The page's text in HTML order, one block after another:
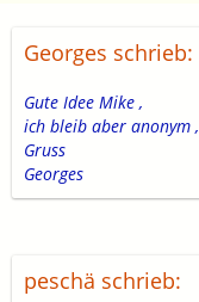
Georges schrieb:
Gute Idee Mike ,
ich bleib aber anonym ,
Gruss
Georges
peschä schrieb: